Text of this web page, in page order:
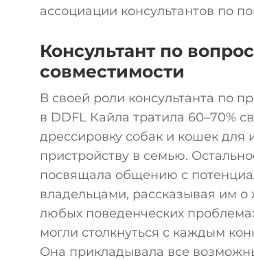
ассоциации консультантов по
Консультант по
совместимости
В своей роли консультанта по
в DDFL Кайла тратила 60–70%
дрессировку собак и кошек для
пристройству в семью.
посвящала общению с
владельцами, рассказывая им
любых поведенческих
могли столкнуться с каждым
Она прикладывала все